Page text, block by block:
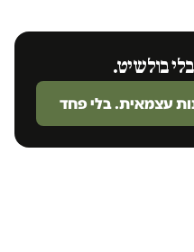
בולשיט.
עצמאית. בלי פחד